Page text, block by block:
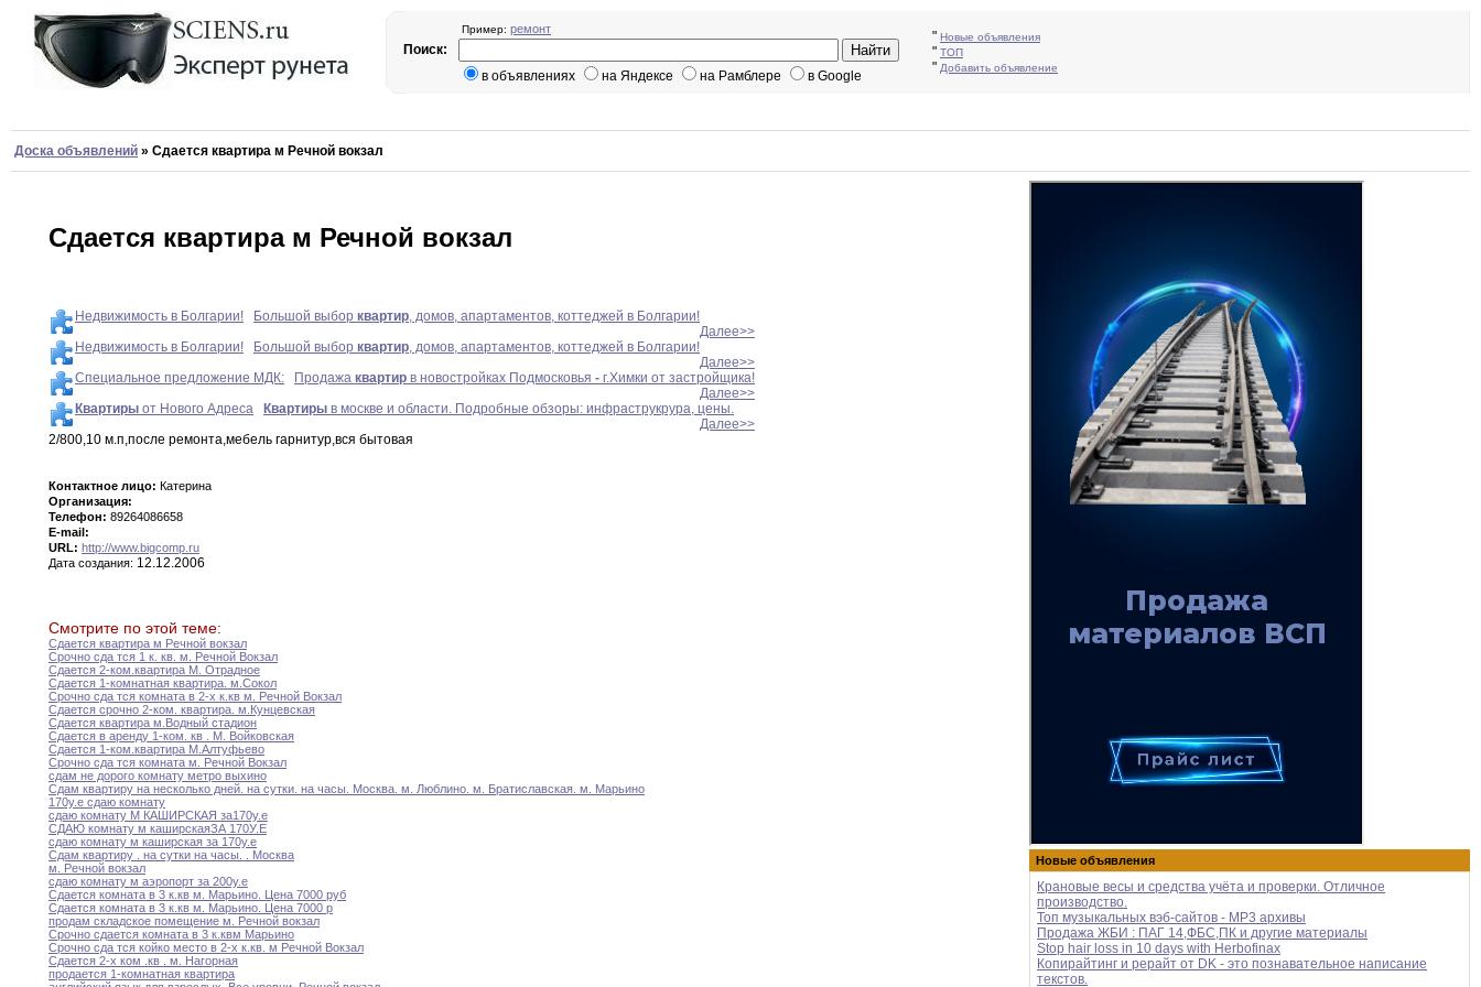
Пример: ремонт " Новые объявления
" ТОП
" Добавить объявление
Поиск:
в объявлениях
на Яндексе на Рамблере в Google
Доска объявлений » Сдается квартира м Речной вокзал
Новые объявления
Крановые весы и средства учёта и проверки. Отличное
производство.
Топ музыкальных вэб-сайтов - MP3 архивы
Продажа ЖБИ : ПАГ 14,ФБС,ПК и другие материалы
Stop hair loss in 10 days with Herbofinax
Копирайтинг и рерайт от DK - это познавательное написание
текстов.
Сдается квартира м Речной вокзал
Недвижимость в Болгарии! Большой выбор квартир, домов, апартаментов, коттеджей в Болгарии!
Далее>>
Недвижимость в Болгарии!
Большой выбор квартир, домов, апартаментов, коттеджей в Болгарии!
Далее>>
Специальное предложение МДК:
Продажа квартир в новостройках Подмосковья - г.Химки от застройщика!
Далее>>
Квартиры от Нового Адреса Квартиры в москве и области. Подробные обзоры: инфраструкрура, цены.
Далее>>
2/800,10 м.п,после ремонта,мебель гарнитур,вся бытовая
Контактное лицо: Катерина
Организация:
Телефон: 89264086658
E-mail:
URL: http://www.bigcomp.ru
Дата создания: 12.12.2006
Смотрите по этой теме:
Сдается квартира м Речной вокзал
Срочно сда тся 1 к кв м Речной Вокзал
Сдается 2-ком квартира М Отрадное
Сдается 1-комнатная квартира м Сокол
Срочно сда тся комната в 2-х к кв м.
Речной Вокзал
Сдается срочно 2-ком квартира м Кунцевская
Сдается квартира м Водный стадион
Сдается в аренду 1-ком кв М
Войковская
Сдается 1-ком квартира М Алтуфьево
Срочно сда тся комната м
Речной Вокзал
сдам не дорого комнату метро выхино
Сдам квартиру на несколько дней на сутки на часы Москва м Люблино м Братиславская м
Марьино
170у.е сдаю комнату
сдаю комнату М КАШИРСКАЯ за170у.е
СДАЮ комнату м каширскаяЗА 170У. Е
сдаю комнату м каширская за 170у.е
Сдам квартиру
на сутки на часы
Москва
м
Речной вокзал
сдаю комнату м аэропорт за 200у.е
Сдается комната в 3 к кв м Марьино Цена 7000 руб
Сдается комната в 3 к кв м Марьино Цена 7000 р
продам складское помещение м
Речной вокзал
Срочно сдается комната в 3 к квм Марьино
Срочно сда тся койко место в 2-х к.кв. м Речной Вокзал
Сдается 2-х ком кв м
Нагорная
продается 1-комнатная квартира